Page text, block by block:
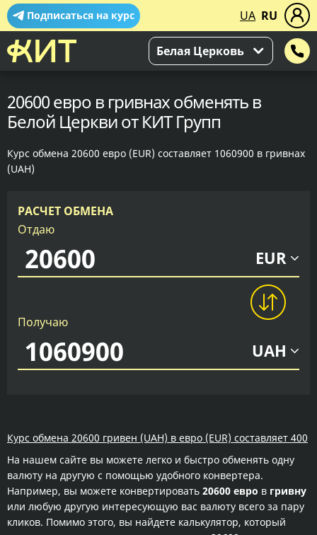
Подписаться на курс UA RU
Белая Церковь
20600 евро в гривнах обменять в
Белой Церкви от КИТ Групп
Курс обмена 20600 евро (EUR) составляет 1060900 в гривнах
(UAH)
РАСЧЕТ ОБМЕНА
Отдаю
EUR
Получаю
UAH
Курс обмена 20600 гривен (UAH) в евро (EUR) составляет 400
На нашем сайте вы можете легко и быстро обменять одну
валюту на другую с помощью удобного конвертера.
Например, вы можете конвертировать 20600 евро в гривну
или любую другую интересующую вас валюту всего за пару
кликов. Помимо этого, вы найдете калькулятор, который